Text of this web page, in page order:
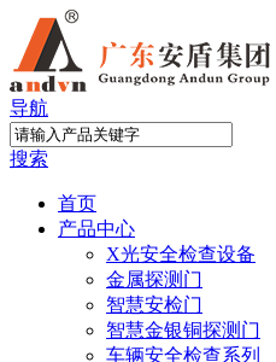
导航
搜索
首页
产品中心
X光安全检查设备
金属探测门
智慧安检门
智慧金银铜探测门
车辆安全检查系列